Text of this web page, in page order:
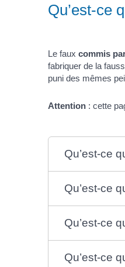
Qu’est-ce
Le faux commis
fabriquer de la
puni des mêmes
Attention : cette
Qu’est-ce
Qu’est-ce
Qu’est-ce
Qu’est-ce